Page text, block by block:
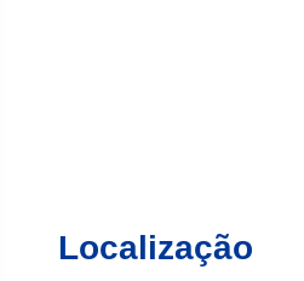
Localização